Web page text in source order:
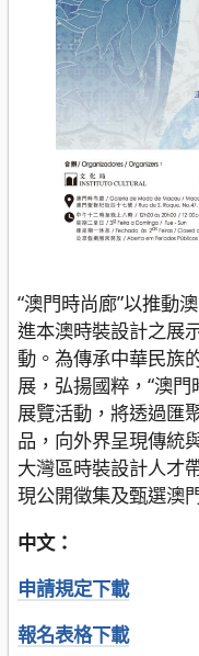
“澳門時尚廊”以推動
進本澳時裝設計之展
動。為傳承中華民族
展，弘揚國粹，“澳
展覽活動，將透過匯
品，向外界呈現傳統
大灣區時裝設計人才
現公開徵集及甄選澳
中文：
申請規定下載
報名表格下載